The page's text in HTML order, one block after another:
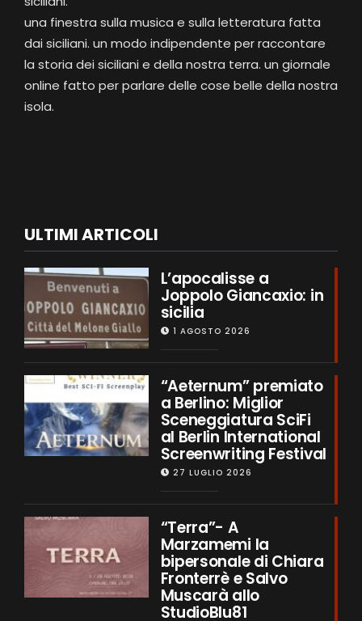
una finestra sulla musica e sulla letteratura fatta
dai siciliani. un modo indipendente per raccontare
la storia dei siciliani e della nostra terra. un giornale
online fatto per parlare delle cose belle della nostra
isola.
ULTIMI ARTICOLI
L’apocalisse a
Joppolo Giancaxio: in
sicilia
1 AGOSTO 2026
“Aeternum” premiato
a Berlino: Miglior
Sceneggiatura SciFi
al Berlin International
Screenwriting Festival
27 LUGLIO 2026
“Terra”- A
Marzamemi la
bipersonale di Chiara
Fronterrè e Salvo
Muscarà allo
StudioBlu81